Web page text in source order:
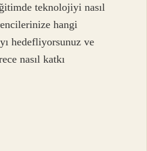
teknolojiyi nasıl
hangi
hedefliyorsunuz ve
nasıl katkı